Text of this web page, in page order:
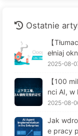
Ostatnie
【
ełniaj
o
2025-08-
【100
nci AI, w
y
2025-08-
Jak
e pracy